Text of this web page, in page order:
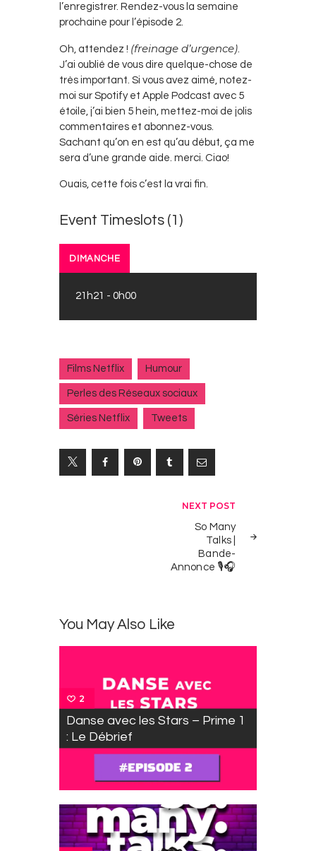
l’enregistrer. Rendez-vous la semaine
prochaine pour l’épisode 2.
Oh, attendez ! (freinage d’urgence)
J’ai oublié de vous dire quelque-chose de
très important. Si vous avez aimé, notez-
moi sur Spotify et Apple Podcast avec 5
étoile, j’ai bien 5 hein, mettez-moi de jolis
commentaires et abonnez-vous.
Sachant qu’on en est qu’au début, ça me
sera d’une grande aide. merci. Ciao!
Ouais, cette fois c’est la vrai fin.
Event Timeslots (1)
DIMANCHE
21h21 - 0h00
Films Netflix Humour
Perles des Réseaux sociaux
Séries Netflix Tweets
NEXT POST
So Many
Talks |
Bande-
Annonce 🎙️🎧
You May Also Like
2
Danse avec les Stars – Prime 1
: Le Débrief